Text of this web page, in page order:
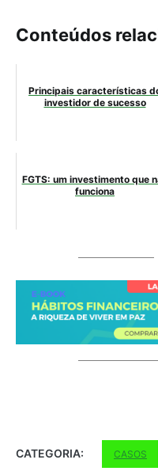
Conteúdos
Principais características
investidor de sucesso
FGTS: um investimento que
funciona
CATEGORIA: CASOS